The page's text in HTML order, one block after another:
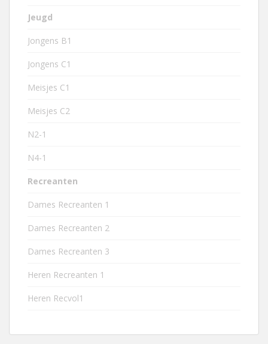
Jeugd
Jongens B1
Jongens C1
Meisjes C1
Meisjes C2
N2-1
N4-1
Recreanten
Dames Recreanten 1
Dames Recreanten 2
Dames Recreanten 3
Heren Recreanten 1
Heren Recvol1